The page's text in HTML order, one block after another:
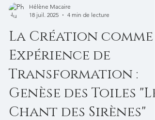
Hélène Macaire
18 juil. 2025
4 min de lecture